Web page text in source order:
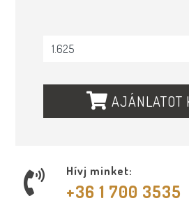
AJÁNLATOT
Hívj minket:
+36 1 700 3535